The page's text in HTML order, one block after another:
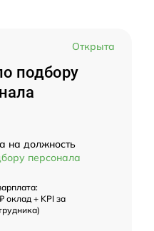
Открыта
подбору
на должность
персонала
оклад + KPI за